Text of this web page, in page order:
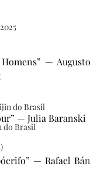
do Brasil
do Brasil
— Augusto
— Julia Baranski
— Rafael Bán